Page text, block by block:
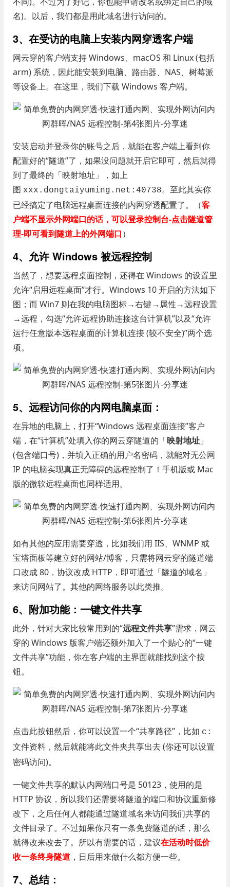
名)。以后，我们都是用此域名进行访问的。
3、在受访的电脑上安装内网穿透客户端
网云穿的客户端支持 Windows、macOS 和 Linux (包括
arm) 系统，因此能安装到电脑、路由器、NAS、树莓派
等设备上。在这里，我们下载 Windows 客户端。
安装启动并登录你的账号之后，就能在客户端上看到你
配置好的“隧道”了，如果没问题就开启它即可，然后就得
到了最终的「映射地址」，如上
图 xxx.dongtaiyuming.net:40738。至此其实你
已经搞定了电脑远程桌面连接的内网穿透配置了。（客
户端不显示外网端口的话，可以登录控制台-点击隧道管
理-即可看到隧道上的外网端口）
4、允许 Windows 被远程控制
当然了，想要远程桌面控制，还得在 Windows 的设置里
允许“启用远程桌面”才行。Windows 10 开启的方法如下
图；而 Win7 则在我的电脑图标→右键→属性→远程设置
→远程，勾选“允许远程协助连接这台计算机”以及“允许
运行任意版本远程桌面的计算机连接 (较不安全)”两个选
项。
5、远程访问你的内网电脑桌面：
在异地的电脑上，打开“Windows 远程桌面连接”客户
端，在“计算机”处填入你的网云穿隧道的「映射地址」
(包含端口号)，并填入正确的用户名密码，就能对无公网
IP 的电脑实现真正无障碍的远程控制了！手机版或 Mac
版的微软远程桌面也同样适用。
如有其他的应用需要穿透，比如我们用 IIS、WNMP 或
宝塔面板等建立好的网站/博客，只需将网云穿的隧道端
口改成 80，协议改成 HTTP，即可通过「隧道的域名」
来访问网站了。其他的网络服务以此类推。
6、附加功能：一键文件共享
此外，针对大家比较常用到的“远程文件共享”需求，网云
穿的 Windows 版客户端还额外加入了一个贴心的“一键
文件共享”功能，你在客户端的主界面就能找到这个按
钮。
点击此按钮然后，你可以设置一个“共享路径”，比如 c:
文件资料，然后就能将此文件夹共享出去 (你还可以设置
密码访问)。
一键文件共享的默认内网端口号是 50123，使用的是
HTTP 协议，所以我们还需要将隧道的端口和协议重新修
改下，之后任何人都能通过隧道域名来访问我们共享的
文件目录了。不过如果你只有一条免费隧道的话，那么
就得改来改去了。所以有需要的话，建议在活动时低价
收一条终身隧道，日后用来做什么都方便一些。
7、总结：